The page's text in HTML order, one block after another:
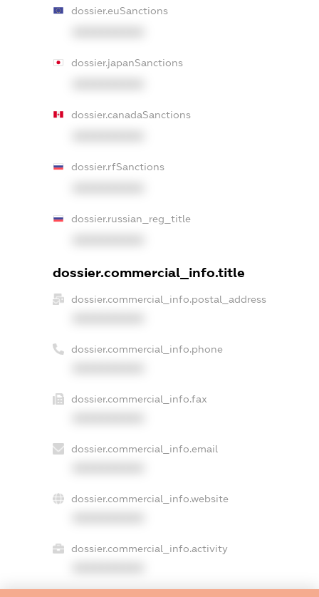
dossier.euSanctions
dossier.japanSanctions
dossier.canadaSanctions
dossier.rfSanctions
dossier.russian_reg_title
dossier.commercial_info.title
dossier.commercial_info.postal_address
dossier.commercial_info.phone
dossier.commercial_info.fax
dossier.commercial_info.email
dossier.commercial_info.website
dossier.commercial_info.activity